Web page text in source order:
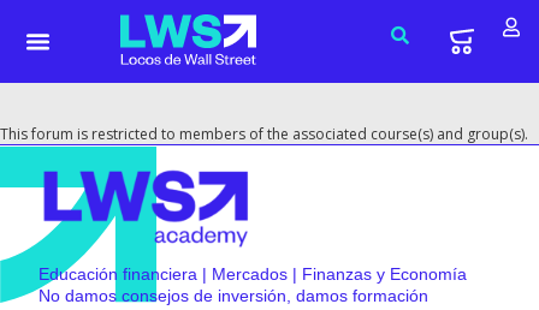
This forum is restricted to members of the associated course(s) and group(s).
Educación financiera | Mercados | Finanzas y Economía
No damos consejos de inversión, damos formación